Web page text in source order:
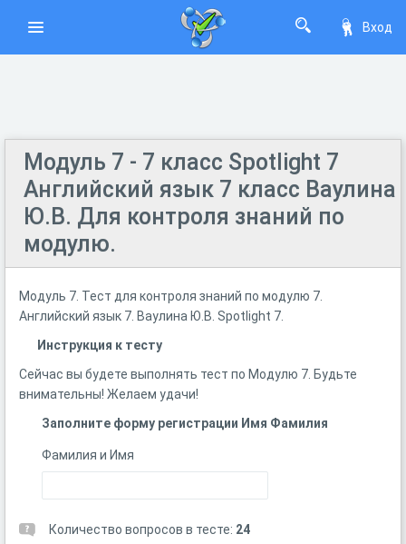
Вход
Модуль 7 - 7 класс Spotlight 7
Английский язык 7 класс Ваулина
Ю.В. Для контроля знаний по
модулю.
Модуль 7. Тест для контроля знаний по модулю 7.
Английский язык 7. Ваулина Ю.В. Spotlight 7.
Инструкция к тесту
Сейчас вы будете выполнять тест по Модулю 7. Будьте
внимательны! Желаем удачи!
Заполните форму регистрации Имя Фамилия
Фамилия и Имя
Количество вопросов в тесте: 24